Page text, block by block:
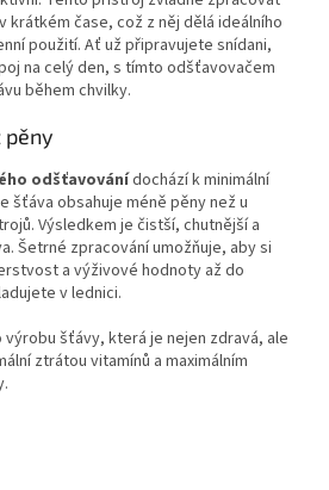
krátkém čase, což z něj dělá ideálního
použití. Ať už připravujete snídani,
na celý den, s tímto odšťavovačem
během chvilky.
pěny
odšťavovánídochází k minimální
šťáva obsahuje méně pěny než u
Výsledkem je čistší, chutnější a
Šetrné zpracování umožňuje, aby si
a výživové hodnoty až do
v lednici.
výrobu šťávy, která je nejen zdravá, ale
ztrátou vitamínů a maximálním